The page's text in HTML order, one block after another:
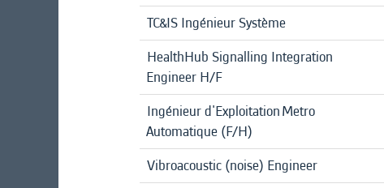
TC&IS Ingénieur Système
HealthHub Signalling Integration
Engineer H/F
Ingénieur d'Exploitation Metro
Automatique (F/H)
Vibroacoustic (noise) Engineer